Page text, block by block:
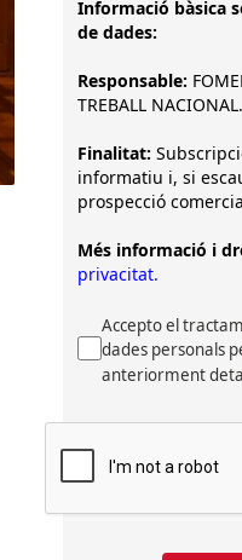
Informació bàsica
de dades:
Responsable:
TREBALL NACIONAL.
Finalitat:
informatiu i, si
prospecció
Més informació i
privacitat.
Accepto el
dades personals
anteriorment